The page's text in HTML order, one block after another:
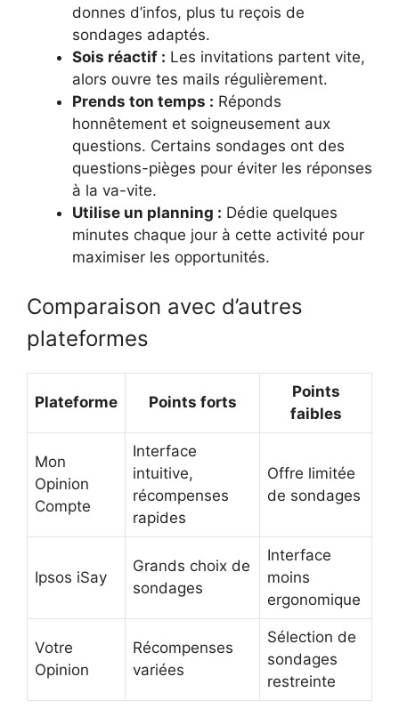
donnes d’infos, plus tu reçois de
sondages adaptés.
Sois réactif : Les invitations partent vite,
alors ouvre tes mails régulièrement.
Prends ton temps : Réponds
honnêtement et soigneusement aux
questions. Certains sondages ont des
questions-pièges pour éviter les réponses
à la va-vite.
Utilise un planning : Dédie quelques
minutes chaque jour à cette activité pour
maximiser les opportunités.
Comparaison avec d’autres
plateformes
Plateforme Points forts
Points
faibles
Mon
Opinion
Compte
Interface
intuitive,
récompenses
rapides
Offre limitée
de sondages
Ipsos iSay
Grands choix de
sondages
Interface
moins
ergonomique
Votre
Opinion
Récompenses
variées
Sélection de
sondages
restreinte